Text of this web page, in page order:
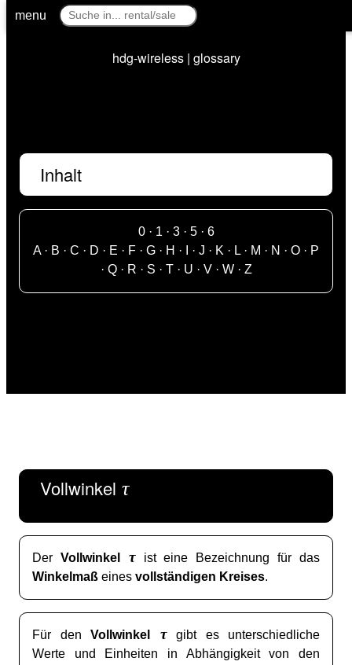
menu
hdg-wireless | glossary
Inhalt
0· 1· 3· 5· 6
A· B · C · D · E · F · G · H · · J · K · L· M · N · O · P
· Q· R · S · T · U · V · W· Z
Vollwinkel τ
Der Vollwinkel τist eine Bezeichnung für das
Winkelmaß eines vollständigen Kreises.
Für den Vollwinkel τgibt es unterschiedliche
Werte und Einheiten in Abhängigkeit von den